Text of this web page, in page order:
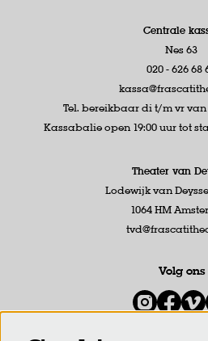
Centrale
Nes 63
020 - 626 68
Tel. bereikbaar di t/m vr van
Kassabalie open 19:00 uur tot
Theater van
Lodewijk van
1064 HM
Volg ons